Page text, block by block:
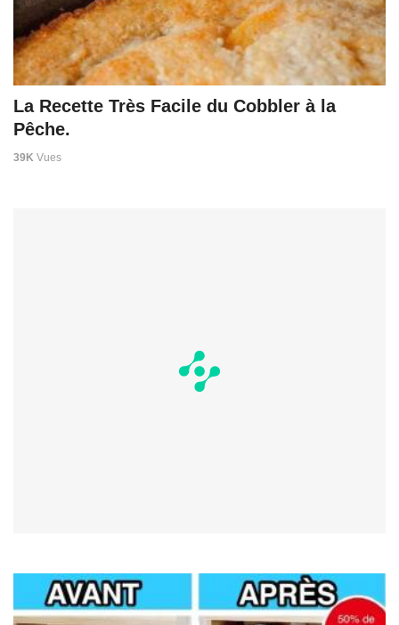
La Recette Très Facile du Cobbler à la
Pêche.
39K Vues